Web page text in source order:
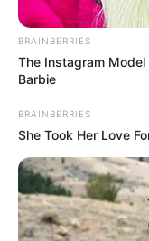
BRAINBERRIES
The Instagram Model
Barbie
BRAINBERRIES
She Took Her Love